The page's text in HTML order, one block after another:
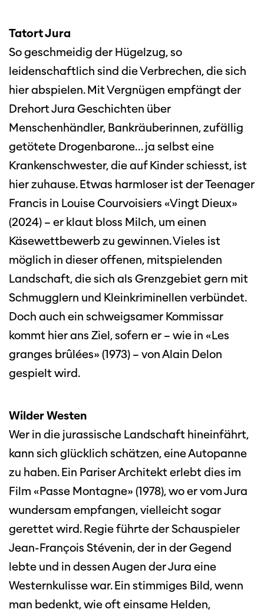
Diese Seite wird mit Internet Explorer
nicht optimal dargestellt. Bitte
verwenden Sie einen anderen Browser.
Tatort Jura
So geschmeidig der Hügelzug, so
leidenschaftlich sind die Verbrechen, die sich
hier abspielen. Mit Vergnügen empfängt der
Drehort Jura Geschichten über
Menschenhändler, Bankräuberinnen, zufällig
getötete Drogenbarone… ja selbst eine
Krankenschwester, die auf Kinder schiesst, ist
hier zuhause. Etwas harmloser ist der Teenager
Francis in Louise Courvoisiers «Vingt Dieux»
(2024) – er klaut bloss Milch, um einen
Käsewettbewerb zu gewinnen. Vieles ist
möglich in dieser offenen, mitspielenden
Landschaft, die sich als Grenzgebiet gern mit
Schmugglern und Kleinkriminellen verbündet.
Doch auch ein schweigsamer Kommissar
kommt hier ans Ziel, sofern er – wie in «Les
granges brûlées» (1973) – von Alain Delon
gespielt wird.
Wilder Westen
Wer in die jurassische Landschaft hineinfährt,
kann sich glücklich schätzen, eine Autopanne
zu haben. Ein Pariser Architekt erlebt dies im
Film «Passe Montagne» (1978), wo er vom Jura
wundersam empfangen, vielleicht sogar
gerettet wird. Regie führte der Schauspieler
Jean-François Stévenin, der in der Gegend
lebte und in dessen Augen der Jura eine
Westernkulisse war. Ein stimmiges Bild, wenn
man bedenkt, wie oft einsame Helden,